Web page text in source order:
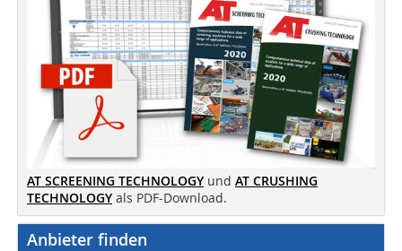
AT SCREENING TECHNOLOGY und AT CRUSHING
TECHNOLOGY als PDF-Download.
Anbieter finden